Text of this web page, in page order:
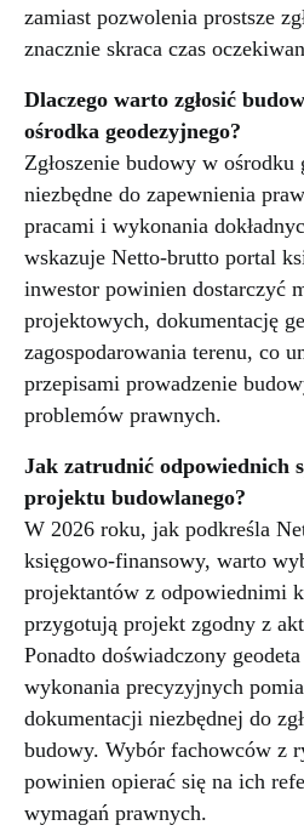
zamiast pozwolenia prostsze
znacznie skraca czas
Dlaczego warto zgłosić
ośrodka geodezyjnego?
Zgłoszenie budowy w ośrodku
niezbędne do zapewnienia
pracami i wykonania
wskazuje Netto-brutto portal
inwestor powinien dostarczyć
projektowych, dokumentację
zagospodarowania terenu, co
przepisami prowadzenie
problemów prawnych.
Jak zatrudnić odpowiednich
projektu budowlanego?
W 2026 roku, jak podkreśla
księgowo-finansowy, warto
projektantów z odpowiednimi
przygotują projekt zgodny z
Ponadto doświadczony
wykonania precyzyjnych
dokumentacji niezbędnej do
budowy. Wybór fachowców z
powinien opierać się na ich
wymagań prawnych.